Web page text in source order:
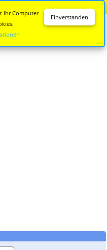
Einverstanden
Ihr Computer